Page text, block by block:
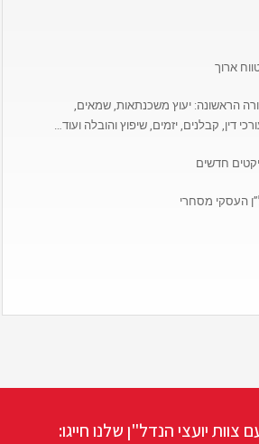
ארוך
הראשונה: יעוץ משכנתאות, שמאים,
דין, קבלנים, יזמים, שיפוץ והובלה ועוד…
חדשים
העסקי מסחרי
צוות יועצי הנדל"ן שלנו חייגו: